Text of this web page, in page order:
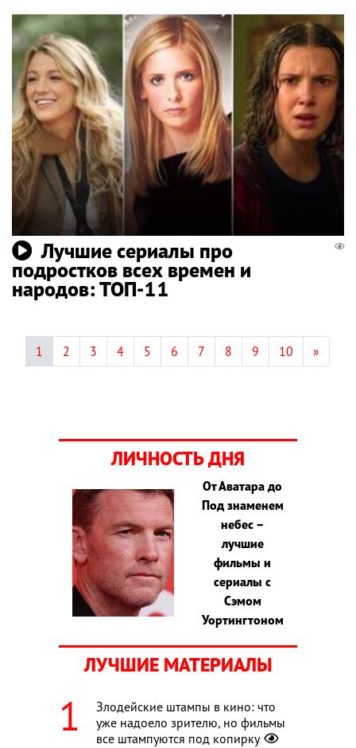
Лучшие сериалы про
подростков всех времен и
народов: ТОП-11
1 2 3 4 5 6 7 8 9 10 »
ЛИЧНОСТЬ ДНЯ
От Аватара до
Под знаменем
небес –
лучшие
фильмы и
сериалы с
Сэмом
Уортингтоном
ЛУЧШИЕ МАТЕРИАЛЫ
Злодейские штампы в кино: что
уже надоело зрителю, но фильмы
все штампуются под копирку